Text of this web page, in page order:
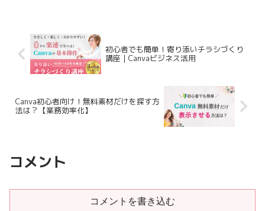
初心者でも簡単！寄り添いチラシづくり
講座 | Canvaビジネス活用
Canva初心者向け！無料素材だけを探す方
法は？【業務効率化】
コメント
コメントを書き込む